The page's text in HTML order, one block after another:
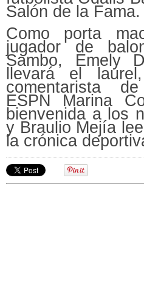
Salón de la Fama.
Como porta
jugador de
Sambo, Emely
llevará el
comentarista
ESPN Marina
bienvenida a los
y Braulio Mejía
la crónica